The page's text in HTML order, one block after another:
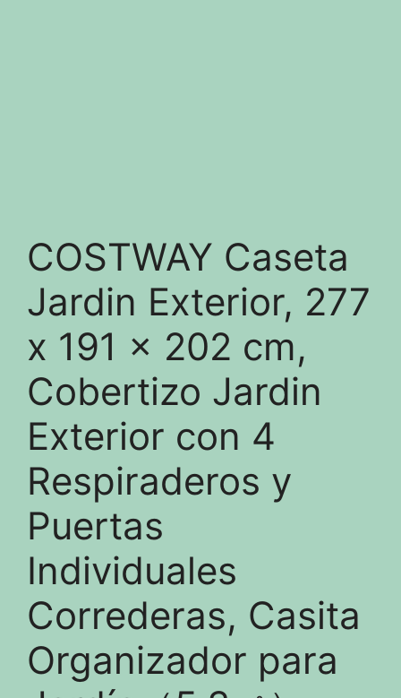
COSTWAY Caseta
Jardin Exterior, 277
x 191 x 202 cm,
Cobertizo Jardin
Exterior con 4
Respiraderos y
Puertas
Individuales
Correderas, Casita
Organizador para